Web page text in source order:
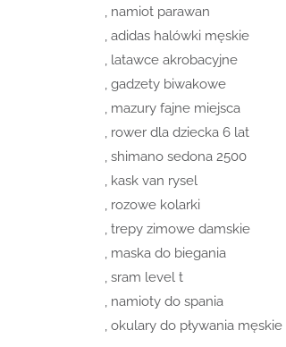
, namiot parawan
, adidas halówki męskie
, latawce akrobacyjne
, gadzety biwakowe
, mazury fajne miejsca
, rower dla dziecka 6 lat
, shimano sedona 2500
, kask van rysel
, rozowe kolarki
, trepy zimowe damskie
, maska do biegania
, sram level t
, namioty do spania
, okulary do pływania męskie